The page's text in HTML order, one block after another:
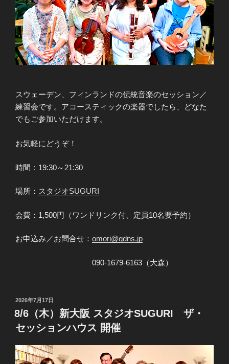
スウェーデン、フィンランドの伝統音楽のセッション／
練習会です。​アコースティックの楽器でしたら、どなた
でもご参加いただけます。
お気軽にどうぞ！​
時間：19:30～21:30
場所： スタジオSUGURI
会費：1,500円（ワンドリンク付、定員10名要予約）
お申込み／お問合せ： omori@gdns.jp
090-1679-6163（大森）
投
稿
日:
2026年7月17日
8/6（木）新大阪 スタジオSUGURI ​ザ・
セッションハウス 開催